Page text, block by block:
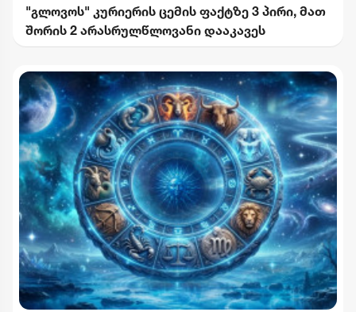
"გლოვოს" კურიერის ცემის ფაქტზე 3 პირი, მათ
შორის 2 არასრულწლოვანი დააკავეს